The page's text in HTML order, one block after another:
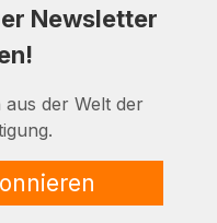
Newsletter
der Welt der